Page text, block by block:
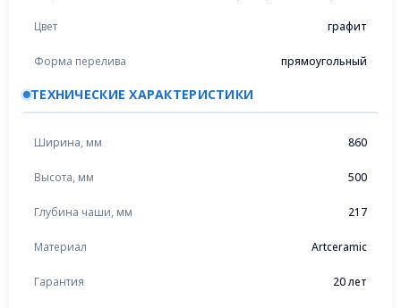
Цвет графит
Форма перелива прямоугольный
ТЕХНИЧЕСКИЕ ХАРАКТЕРИСТИКИ
Ширина, мм 860
Высота, мм 500
Глубина чаши, мм 217
Материал Artceramic
Гарантия 20 лет